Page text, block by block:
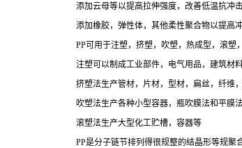
添加云母等以提高拉伸强度，改善低温抗冲
添加橡胶，弹性体，其他柔性聚合物以提高
PP可用于注塑，挤塑，吹塑，热成型，滚塑
注塑可以制成工业部件，电气用品，建筑材
挤塑法生产管材，片材，型材，扁丝，纤维
吹塑法生产各种小型容器，瓶吹膜法和平膜
滚塑法生产大型化工贮槽，容器等
PP是分子链节排列得很规整的结晶形等规聚